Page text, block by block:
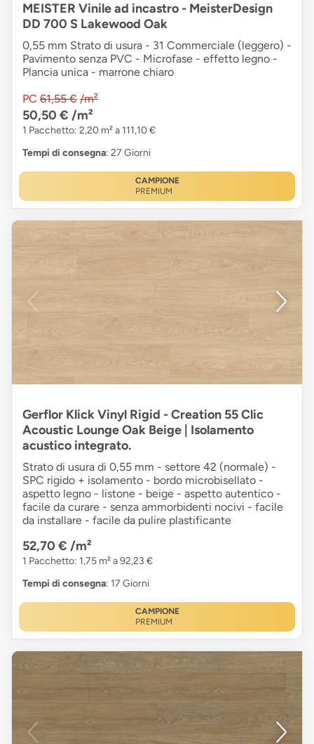
MEISTER Vinile ad incastro - MeisterDesign
DD 700 S Lakewood Oak
0,55 mm Strato di usura - 31 Commerciale (leggero) -
Pavimento senza PVC - Microfase - effetto legno -
Plancia unica - marrone chiaro
PC 61,55 € /m²
50,50 € /m²
1 Pacchetto: 2,20 m² a 111,10 €
Tempi di consegna: 27 Giorni
CAMPIONE
PREMIUM
Gerflor Klick Vinyl Rigid - Creation 55 Clic
Acoustic Lounge Oak Beige | Isolamento
acustico integrato.
Strato di usura di 0,55 mm - settore 42 (normale) -
SPC rigido + isolamento - bordo microbisellato -
aspetto legno - listone - beige - aspetto autentico -
facile da curare - senza ammorbidenti nocivi - facile
da installare - facile da pulire plastificante
52,70 € /m²
1 Pacchetto: 1,75 m² a 92,23 €
Tempi di consegna: 17 Giorni
CAMPIONE
PREMIUM